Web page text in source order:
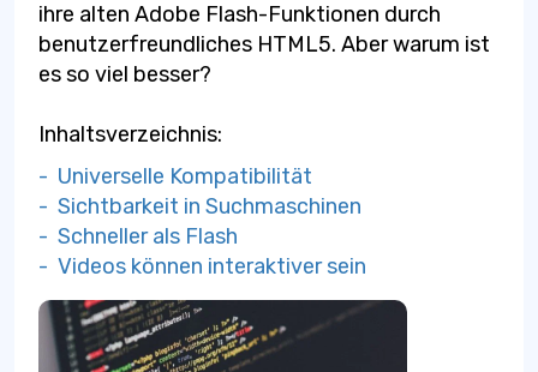
ihre alten Adobe Flash-Funktionen durch
benutzerfreundliches HTML5. Aber warum ist
es so viel besser?
Inhaltsverzeichnis:
- Universelle Kompatibilität
- Sichtbarkeit in Suchmaschinen
- Schneller als Flash
- Videos können interaktiver sein